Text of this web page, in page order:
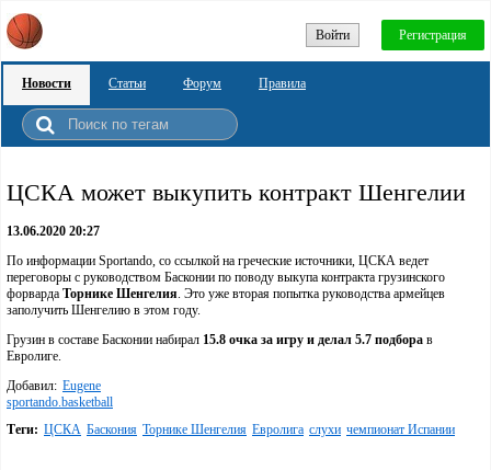
Войти Регистрация
Новости Статьи Форум Правила
ЦСКА может выкупить контракт Шенгелии
13.06.2020 20:27
По информации Sportando, со ссылкой на греческие источники, ЦСКА ведет
переговоры с руководством Басконии по поводу выкупа контракта грузинского
форварда Торнике Шенгелия. Это уже вторая попытка руководства армейцев
заполучить Шенгелию в этом году.
Грузин в составе Басконии набирал 15.8 очка за игру и делал 5.7 подбора в
Евролиге.
Добавил: Eugene
sportando.basketball
Теги: ЦСКА Баскония Торнике Шенгелия Евролига слухи чемпионат Испании